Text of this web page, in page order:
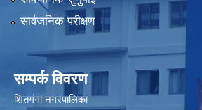
सार्वजनिक परीक्षण
सम्पर्क विवरण
शितगंगा नगरपालिका